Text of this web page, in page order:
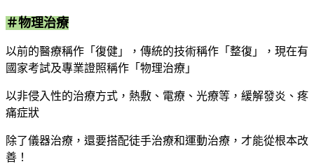
＃物理治療
以前的醫療稱作「復健」，傳統的技術稱作「整復」，現在有
國家考試及專業證照稱作「物理治療」
以非侵入性的治療方式，熱敷、電療、光療等，緩解發炎、疼
痛症狀
除了儀器治療，還要搭配徒手治療和運動治療，才能從根本改
善！